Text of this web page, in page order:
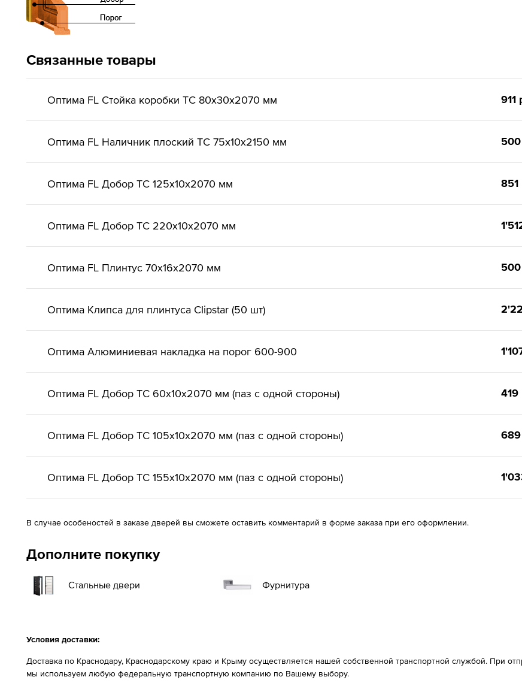
Связанные товары
Оптима FL Стойка коробки ТС 80х30х2070 мм 911
Оптима FL Наличник плоский ТС 75х10х2150 мм
Оптима FL Добор ТС 125х10х2070 мм 851
Оптима FL Добор ТС 220х10х2070 мм
Оптима FL Плинтус 70х16х2070 мм
Оптима Клипса для плинтуса Clipstar (50 шт)
Оптима Алюминиевая накладка на порог 600-900
Оптима FL Добор ТС 60х10х2070 мм (паз с одной стороны) 419
Оптима FL Добор ТС 105х10х2070 мм (паз с одной стороны)
Оптима FL Добор ТС 155х10х2070 мм (паз с одной стороны)
В случае особеностей в заказе дверей вы сможете оставить комментарий в форме заказа при его оформлении.
Дополните покупку
Стальные двери Фурнитура
Условия доставки:
Доставка по Краснодару, Краснодарскому краю и Крыму осуществляется нашей собственной транспортной службой. При
мы используем любую федеральную транспортную компанию по Вашему выбору.